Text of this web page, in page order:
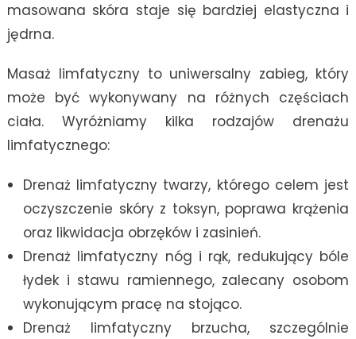
masowana skóra staje się bardziej elastyczna i
jędrna.
Masaż limfatyczny to uniwersalny zabieg, który
może być wykonywany na różnych częściach
ciała. Wyróżniamy kilka rodzajów drenażu
limfatycznego:
Drenaż limfatyczny twarzy, którego celem jest
oczyszczenie skóry z toksyn, poprawa krążenia
oraz likwidacja obrzęków i zasinień.
Drenaż limfatyczny nóg i rąk, redukujący bóle
łydek i stawu ramiennego, zalecany osobom
wykonującym pracę na stojąco.
Drenaż limfatyczny brzucha, szczególnie